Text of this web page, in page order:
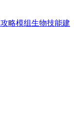
攻略模组生物技能建